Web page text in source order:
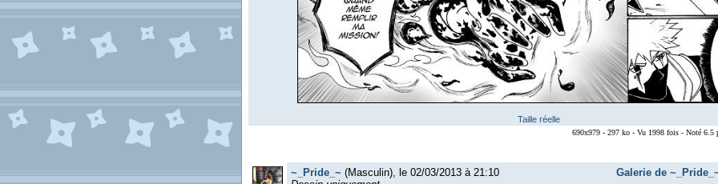
Taille réelle
690x979 - 297 ko - Vu 1998 fois - Noté 6.5
~_Pride_~ (Masculin), le 02/03/2013 à 21:10
Galerie de